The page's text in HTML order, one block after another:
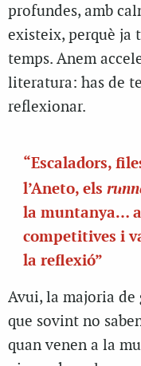
profundes, amb
existeix, perquè ja
temps. Anem
literatura: has de
reflexionar.
“Escaladors,
l’Aneto, els
la muntanya…
competitives i
la reflexió”
Avui, la majoria
que sovint no
quan venen a la